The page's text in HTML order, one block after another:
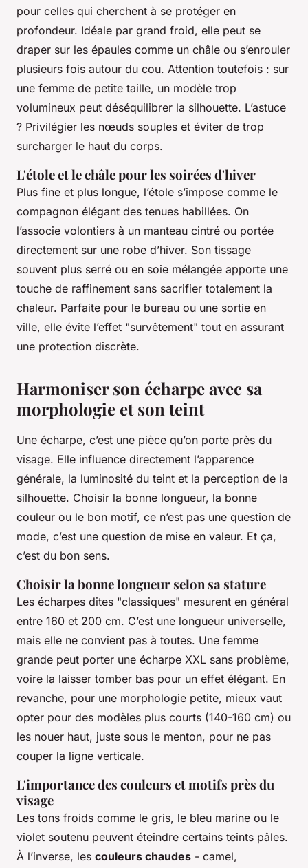
pour celles qui cherchent à se protéger en
profondeur. Idéale par grand froid, elle peut se
draper sur les épaules comme un châle ou s’enrouler
plusieurs fois autour du cou. Attention toutefois : sur
une femme de petite taille, un modèle trop
volumineux peut déséquilibrer la silhouette. L’astuce
? Privilégier les nœuds souples et éviter de trop
surcharger le haut du corps.
L'étole et le châle pour les soirées d'hiver
Plus fine et plus longue, l’étole s’impose comme le
compagnon élégant des tenues habillées. On
l’associe volontiers à un manteau cintré ou portée
directement sur une robe d’hiver. Son tissage
souvent plus serré ou en soie mélangée apporte une
touche de raffinement sans sacrifier totalement la
chaleur. Parfaite pour le bureau ou une sortie en
ville, elle évite l’effet "survêtement" tout en assurant
une protection discrète.
Harmoniser son écharpe avec sa
morphologie et son teint
Une écharpe, c’est une pièce qu’on porte près du
visage. Elle influence directement l’apparence
générale, la luminosité du teint et la perception de la
silhouette. Choisir la bonne longueur, la bonne
couleur ou le bon motif, ce n’est pas une question de
mode, c’est une question de mise en valeur. Et ça,
c’est du bon sens.
Choisir la bonne longueur selon sa stature
Les écharpes dites "classiques" mesurent en général
entre 160 et 200 cm. C’est une longueur universelle,
mais elle ne convient pas à toutes. Une femme
grande peut porter une écharpe XXL sans problème,
voire la laisser tomber bas pour un effet élégant. En
revanche, pour une morphologie petite, mieux vaut
opter pour des modèles plus courts (140-160 cm) ou
les nouer haut, juste sous le menton, pour ne pas
couper la ligne verticale.
L'importance des couleurs et motifs près du
visage
Les tons froids comme le gris, le bleu marine ou le
violet soutenu peuvent éteindre certains teints pâles.
À l’inverse, les couleurs chaudes - camel,